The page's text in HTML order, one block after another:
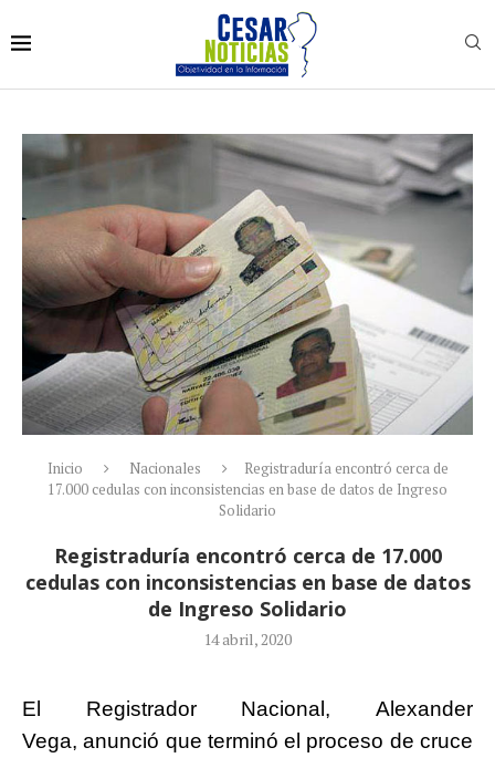
Inicio Nacionales
Registraduría encontró cerca de
17.000 cedulas con inconsistencias en base de datos de Ingreso
Solidario
Registraduría encontró cerca de 17.000
cedulas con inconsistencias en base de datos
de Ingreso Solidario
14 abril, 2020
El Registrador Nacional, Alexander
Vega, anunció que terminó el proceso de cruce